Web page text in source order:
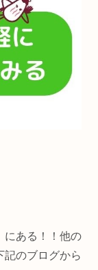
にある！！他の
記のブログから